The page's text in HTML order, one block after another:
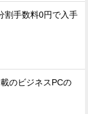
割手数料0円で入手
のビジネスPCの